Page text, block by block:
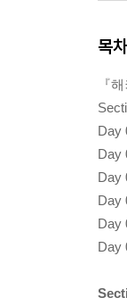
목차
『
Day
Day
Day
Day
Day
Day